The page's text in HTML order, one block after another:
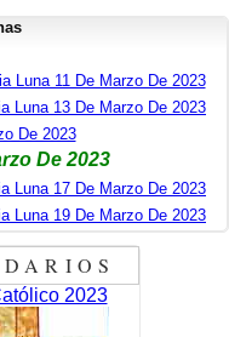
Luna 11 De Marzo De 2023
Luna 13 De Marzo De 2023
De 2023
De 2023
Luna 17 De Marzo De 2023
Luna 19 De Marzo De 2023
2023